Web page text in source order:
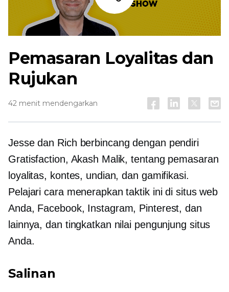
Mendengarkan
Pemasaran Loyalitas dan
Rujukan
42 menit mendengarkan
Jesse dan Rich berbincang dengan pendiri
Gratisfaction, Akash Malik, tentang pemasaran
loyalitas, kontes, undian, dan gamifikasi.
Pelajari cara menerapkan taktik ini di situs web
Anda, Facebook, Instagram, Pinterest, dan
lainnya, dan tingkatkan nilai pengunjung situs
Anda.
Salinan